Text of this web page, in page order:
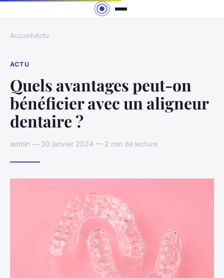
Accueil›Actu
ACTU
Quels avantages peut-on
bénéficier avec un aligneur
dentaire ?
admin — 30 janvier 2024 — 2 min de lecture